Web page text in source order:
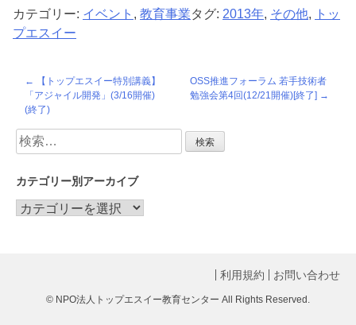
カテゴリー: イベント , 教育事業タグ: 2013年, その他,
トッ
プエスイー
稿
ナ
ビ
ゲ
ー
【トップエスイー特別講義】
「アジャイル開発」(3/16開催)
(終了)
OSS推進フォーラム 若手技術者
勉強会第4回(12/21開催)[終了]
検
索:
カテゴリー別アーカイブ
カ
お問い合わせ
利用規約
© NPO法人トップエスイー教育センター All Rights Reserved.